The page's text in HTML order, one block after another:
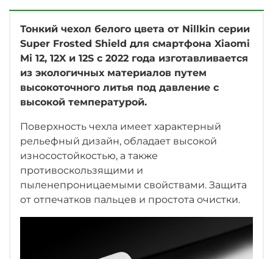
Тонкий чехол белого цвета от Nillkin серии
Super Frosted Shield для смартфона Xiaomi
Mi 12, 12X и 12S с 2022 года изготавливается
из экологичных материалов путем
высокоточного литья под давление с
высокой температурой.
Поверхность чехла имеет характерный
рельефный дизайн, обладает высокой
износостойкостью, а также
противоскользящими и
пыленепроницаемыми свойствами. Защита
от отпечатков пальцев и простота очистки.